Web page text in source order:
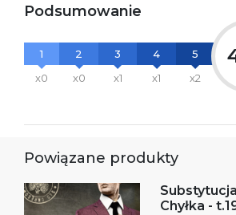
Podsumowanie
1
x0
2
x0
3
x1
4
x1
5
x2
Powiązane produkty
Chyłka -